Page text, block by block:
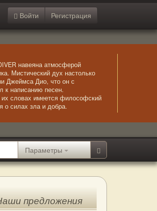
Войти Регистрация
навеяна атмосферой
Мистический дух настолько
Джеймса Дио, что он с
к написанию песен.
словах имеется философский
о силах зла и добра.
обрываются жестким
и мощным вокалом Дио. Альбом
замечательное
и жесткого металла.
Параметры
предложения